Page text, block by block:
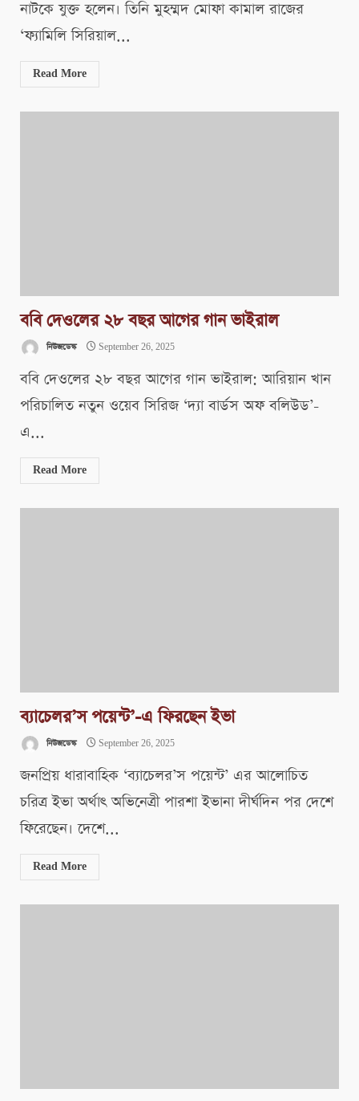
নাটকে যুক্ত হলেন। ​তিনি মুহম্মদ মোফা কামাল রাজের
‘ফ্যামিলি সিরিয়াল...
Read More
ববি দেওলের ২৮ বছর আগের গান ভাইরাল
নিউজডেস্ক September 26, 2025
ববি দেওলের ২৮ বছর আগের গান ভাইরাল: আরিয়ান খান
পরিচালিত নতুন ওয়েব সিরিজ ‘দ্যা বার্ডস অফ বলিউড’-
এ...
Read More
ব্যাচেলর’স পয়েন্ট’-এ ফিরছেন ইভা
নিউজডেস্ক September 26, 2025
জনপ্রিয় ধারাবাহিক ‘ব্যাচেলর’স পয়েন্ট’ এর আলোচিত
চরিত্র ইভা অর্থাৎ অভিনেত্রী পারশা ইভানা দীর্ঘদিন পর দেশে
ফিরেছেন। ​দেশে...
Read More